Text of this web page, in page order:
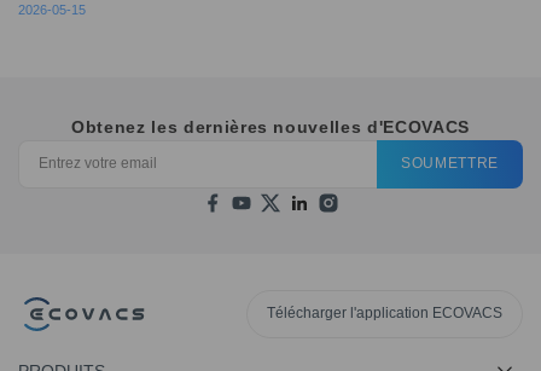
2026-05-15
Obtenez les dernières nouvelles d'ECOVACS
SOUMETTRE
Télécharger l'application ECOVACS